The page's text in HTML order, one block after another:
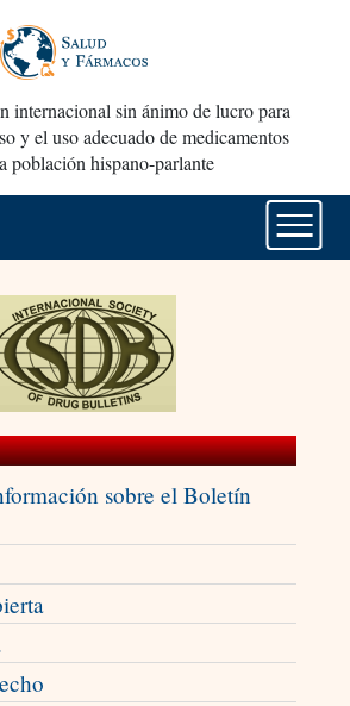
internacional sin ánimo de lucro para
y el uso adecuado de medicamentos
población hispano-parlante
sobre el Boletín